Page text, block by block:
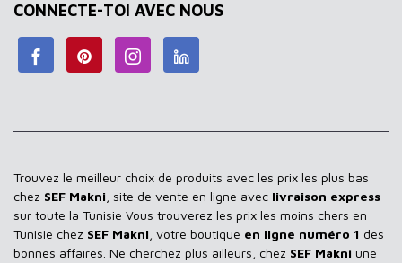
CONNECTE-TOI AVEC NOUS
Trouvez le meilleur choix de produits avec les prix les plus bas
chez SEF Makni , site de vente en ligne avec livraison express
sur toute la Tunisie Vous trouverez les prix les moins chers en
Tunisie chez SEF Makni , votre boutique en ligne numéro 1 des
bonnes affaires. Ne cherchez plus ailleurs, chez SEF Makni une